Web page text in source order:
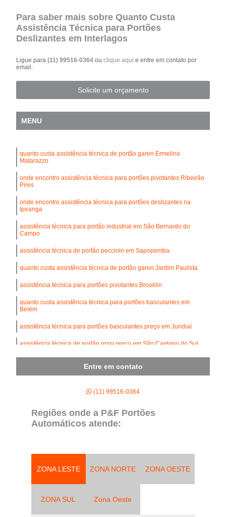
Para saber mais sobre Quanto Custa
Assistência Técnica para Portões
Deslizantes em Interlagos
Ligue para(11) 99516-0364ouclique aqui e entre em contato por
email.
Solicite um orçamento
MENU
quanto custa assistência técnica de portão garen Ermelino
Matarazzo
onde encontro assistência técnica para portões pivotantes Ribeirão
Pires
onde encontro assistência técnica para portões deslizantes na
Ipiranga
assistência técnica para portão industrial em São Bernardo do
Campo
assistência técnica de portão peccinin em Sapopemba
quanto custa assistência técnica de portão garen Jardim Paulista
assistência técnica para portões pivotantes Brooklin
quanto custa assistência técnica para portões basculantes em
Belém
assistência técnica para portões basculantes preço em Jundiaí
assistência técnica de portão rossi preço em São Caetano do Sul
Entre em contato
(11) 99516-0364
Regiões onde a P&F Portões
Automáticos atende:
ZONA LESTE ZONA NORTE ZONA OESTE
ZONA SUL Zona Oeste